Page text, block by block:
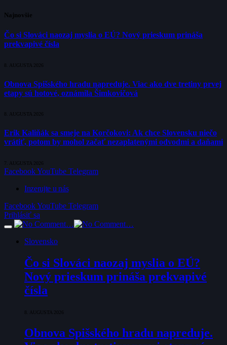
Najnovšie
Čo si Slováci naozaj myslia o EÚ? Nový prieskum prináša
prekvapivé čísla
8. AUGUSTA 2026
Obnova Spišského hradu napreduje. Viac ako dve tretiny prvej
etapy sú hotové, oznámila Šimkovičová
8. AUGUSTA 2026
Erik Kaliňák sa smeje na Korčokovi: Ak chce Slovensku niečo
vrátiť, potom by mohol začať nezaplatenými odvodmi a daňami
7. AUGUSTA 2026
FacebookYouTube Telegram
Inzerujte u nás
FacebookYouTube Telegram
Prihlásiť sa
Slovensko
Čo si Slováci naozaj myslia o EÚ?
Nový prieskum prináša prekvapivé
čísla
8. AUGUSTA 2026
Obnova Spišského hradu napreduje.